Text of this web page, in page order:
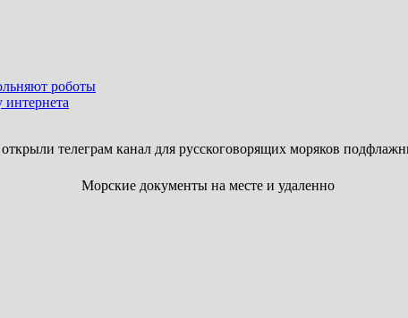
роботы
телеграм канал для русскоговорящих моряков
Морские документы на месте и удаленно